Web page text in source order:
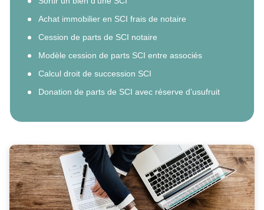
Achat immobilier en SCI frais de notaire
Cession de parts de SCI notaire
Modèle cession de parts SCI entre associés
Calcul droit de succession SCI
Donation de parts de SCI avec réserve d’usufruit